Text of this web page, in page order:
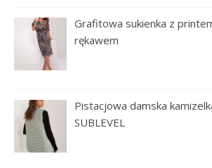
Grafitowa sukienka z
rękawem
Pistacjowa damska
SUBLEVEL